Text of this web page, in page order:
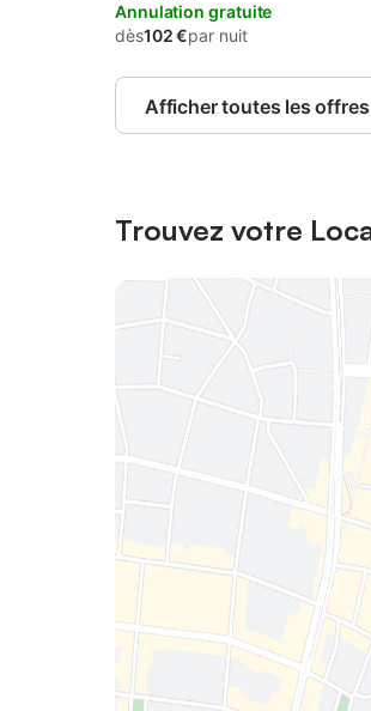
Annulation gratuite
dès102 €par nuit
Afficher toutes les offres
Trouvez votre